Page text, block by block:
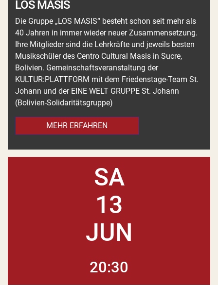
LOS MASIS
Die Gruppe „LOS MASIS“ besteht schon seit mehr als
40 Jahren in immer wieder neuer Zusammensetzung.
Ihre Mitglieder sind die Lehrkräfte und jeweils besten
Musikschüler des Centro Cultural Masis in Sucre,
Bolivien. Gemeinschaftsveranstaltung der
KULTUR:PLATTFORM mit dem Friedenstage-Team St.
Johann und der EINE WELT GRUPPE St. Johann
(Bolivien-Solidaritätsgruppe)
MEHR ERFAHREN
SA
13
JUN
20:30